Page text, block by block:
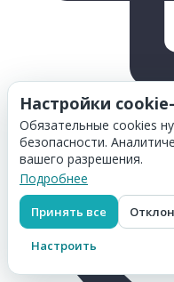
Настройки
Обязательные cookies
безопасности.
вашего разрешения.
Подробнее
Принять все
Настроить